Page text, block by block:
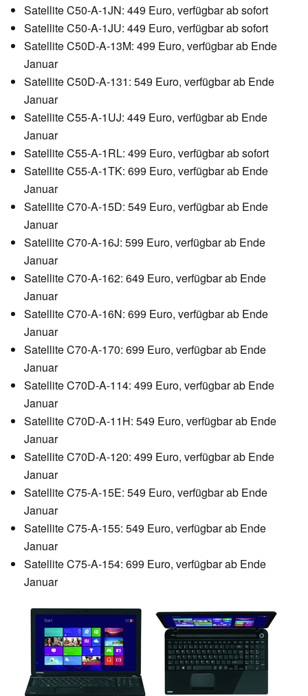
Satellite C50-A-1JN: 449 Euro, verfügbar ab sofort
Satellite C50-A-1JU: 449 Euro, verfügbar ab sofort
Satellite C50D-A-13M: 499 Euro, verfügbar ab Ende
Januar
Satellite C50D-A-131: 549 Euro, verfügbar ab Ende
Januar
Satellite C55-A-1UJ: 449 Euro, verfügbar ab Ende
Januar
Satellite C55-A-1RL: 499 Euro, verfügbar ab sofort
Satellite C55-A-1TK: 699 Euro, verfügbar ab Ende
Januar
Satellite C70-A-15D: 549 Euro, verfügbar ab Ende
Januar
Satellite C70-A-16J: 599 Euro, verfügbar ab Ende
Januar
Satellite C70-A-162: 649 Euro, verfügbar ab Ende
Januar
Satellite C70-A-16N: 699 Euro, verfügbar ab Ende
Januar
Satellite C70-A-170: 699 Euro, verfügbar ab Ende
Januar
Satellite C70D-A-114: 499 Euro, verfügbar ab Ende
Januar
Satellite C70D-A-11H: 549 Euro, verfügbar ab Ende
Januar
Satellite C70D-A-120: 499 Euro, verfügbar ab Ende
Januar
Satellite C75-A-15E: 549 Euro, verfügbar ab Ende
Januar
Satellite C75-A-155: 549 Euro, verfügbar ab Ende
Januar
Satellite C75-A-154: 699 Euro, verfügbar ab Ende
Januar